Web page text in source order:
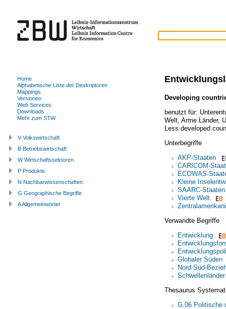
Developing
benutzt für:
Welt, Arme Länder,
Less developed
Unterbegriffe
AKP-Staaten
CARICOM-
ECOWAS-
Kleine
SAARC-Staaten
Vierte Welt
Verwandte Begriffe
Entwicklung
Globaler Süden
Nord-Süd-
Schwellenländer
Thesaurus
G.06 Politische
Home
Alphabetische Liste der Deskriptoren
Mappings
Versionen
Web Services
Downloads
Mehr zum STW
V Volkswirtschaft
B Betriebswirtschaft
W Wirtschaftssektoren
P Produkte
N Nachbarwissenschaften
G Geographische Begriffe
A Allgemeinwörter